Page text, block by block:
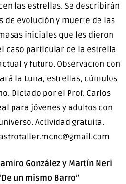
las estrellas. Se describirán
de evolución y muerte de las
iniciales que les dieron
caso particular de la estrella
y futuro. Observación con
la Luna, estrellas, cúmulos
Dictado por el Prof. Carlos
para jóvenes y adultos con
Actividad gratuita.
González y Martín Neri
un mismo Barro”